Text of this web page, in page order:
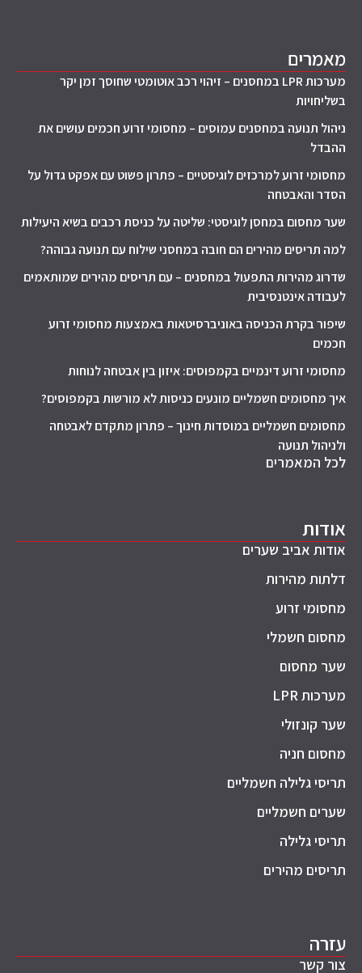
מאמרים
מערכות LPR במחסנים – זיהוי רכב אוטומטי שחוסך זמן יקר
בשליחויות
ניהול תנועה במחסנים עמוסים – מחסומי זרוע חכמים עושים את
ההבדל
מחסומי זרוע למרכזים לוגיסטיים – פתרון פשוט עם אפקט גדול על
הסדר והאבטחה
שער מחסום במחסן לוגיסטי: שליטה על כניסת רכבים בשיא היעילות
למה תריסים מהירים הם חובה במחסני שילוח עם תנועה גבוהה?
שדרוג מהירות התפעול במחסנים – עם תריסים מהירים שמותאמים
לעבודה אינטנסיבית
שיפור בקרת הכניסה באוניברסיטאות באמצעות מחסומי זרוע
חכמים
מחסומי זרוע דינמיים בקמפוסים: איזון בין אבטחה לנוחות
איך מחסומים חשמליים מונעים כניסות לא מורשות בקמפוסים?
מחסומים חשמליים במוסדות חינוך – פתרון מתקדם לאבטחה
ולניהול תנועה
לכל המאמרים
אודות
אודות אביב שערים
דלתות מהירות
מחסומי זרוע
מחסום חשמלי
שער מחסום
מערכות LPR
שער קונזולי
מחסום חניה
תריסי גלילה חשמליים
שערים חשמליים
תריסי גלילה
תריסים מהירים
עזרה
צור קשר